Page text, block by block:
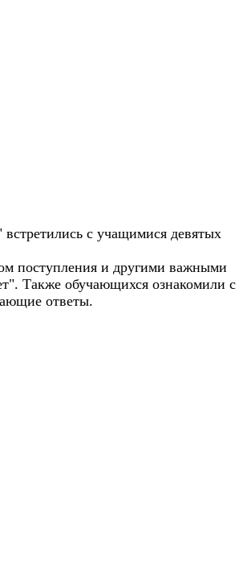
с учащимися девятых
поступления и другими важными
Также обучающихся ознакомили с
ответы.